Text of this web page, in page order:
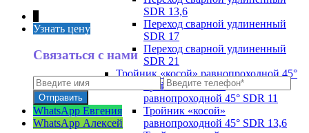
SDR 13,6
Переход сварной удлиненный
SDR 17
Переход сварной удлиненный
SDR 21
Тройник «косой» равнопроходной 45°
Тройник «косой»
равнопроходной 45° SDR 11
Тройник «косой»
равнопроходной 45° SDR 13,6
Узнать цену
Связаться с нами
WhatsApp Евгения
WhatsApp Алексей